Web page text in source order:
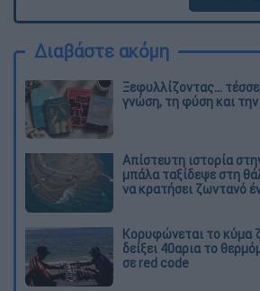
Διαβάστε ακόμη
Ξεφυλλίζοντας...
γνώση, τη φύση και την
Απίστευτη ιστορία
μπάλα ταξίδεψε στη
να κρατήσει ζωντανό
Κορυφώνεται το κύμα
δείξει 40αρια το
σε red code